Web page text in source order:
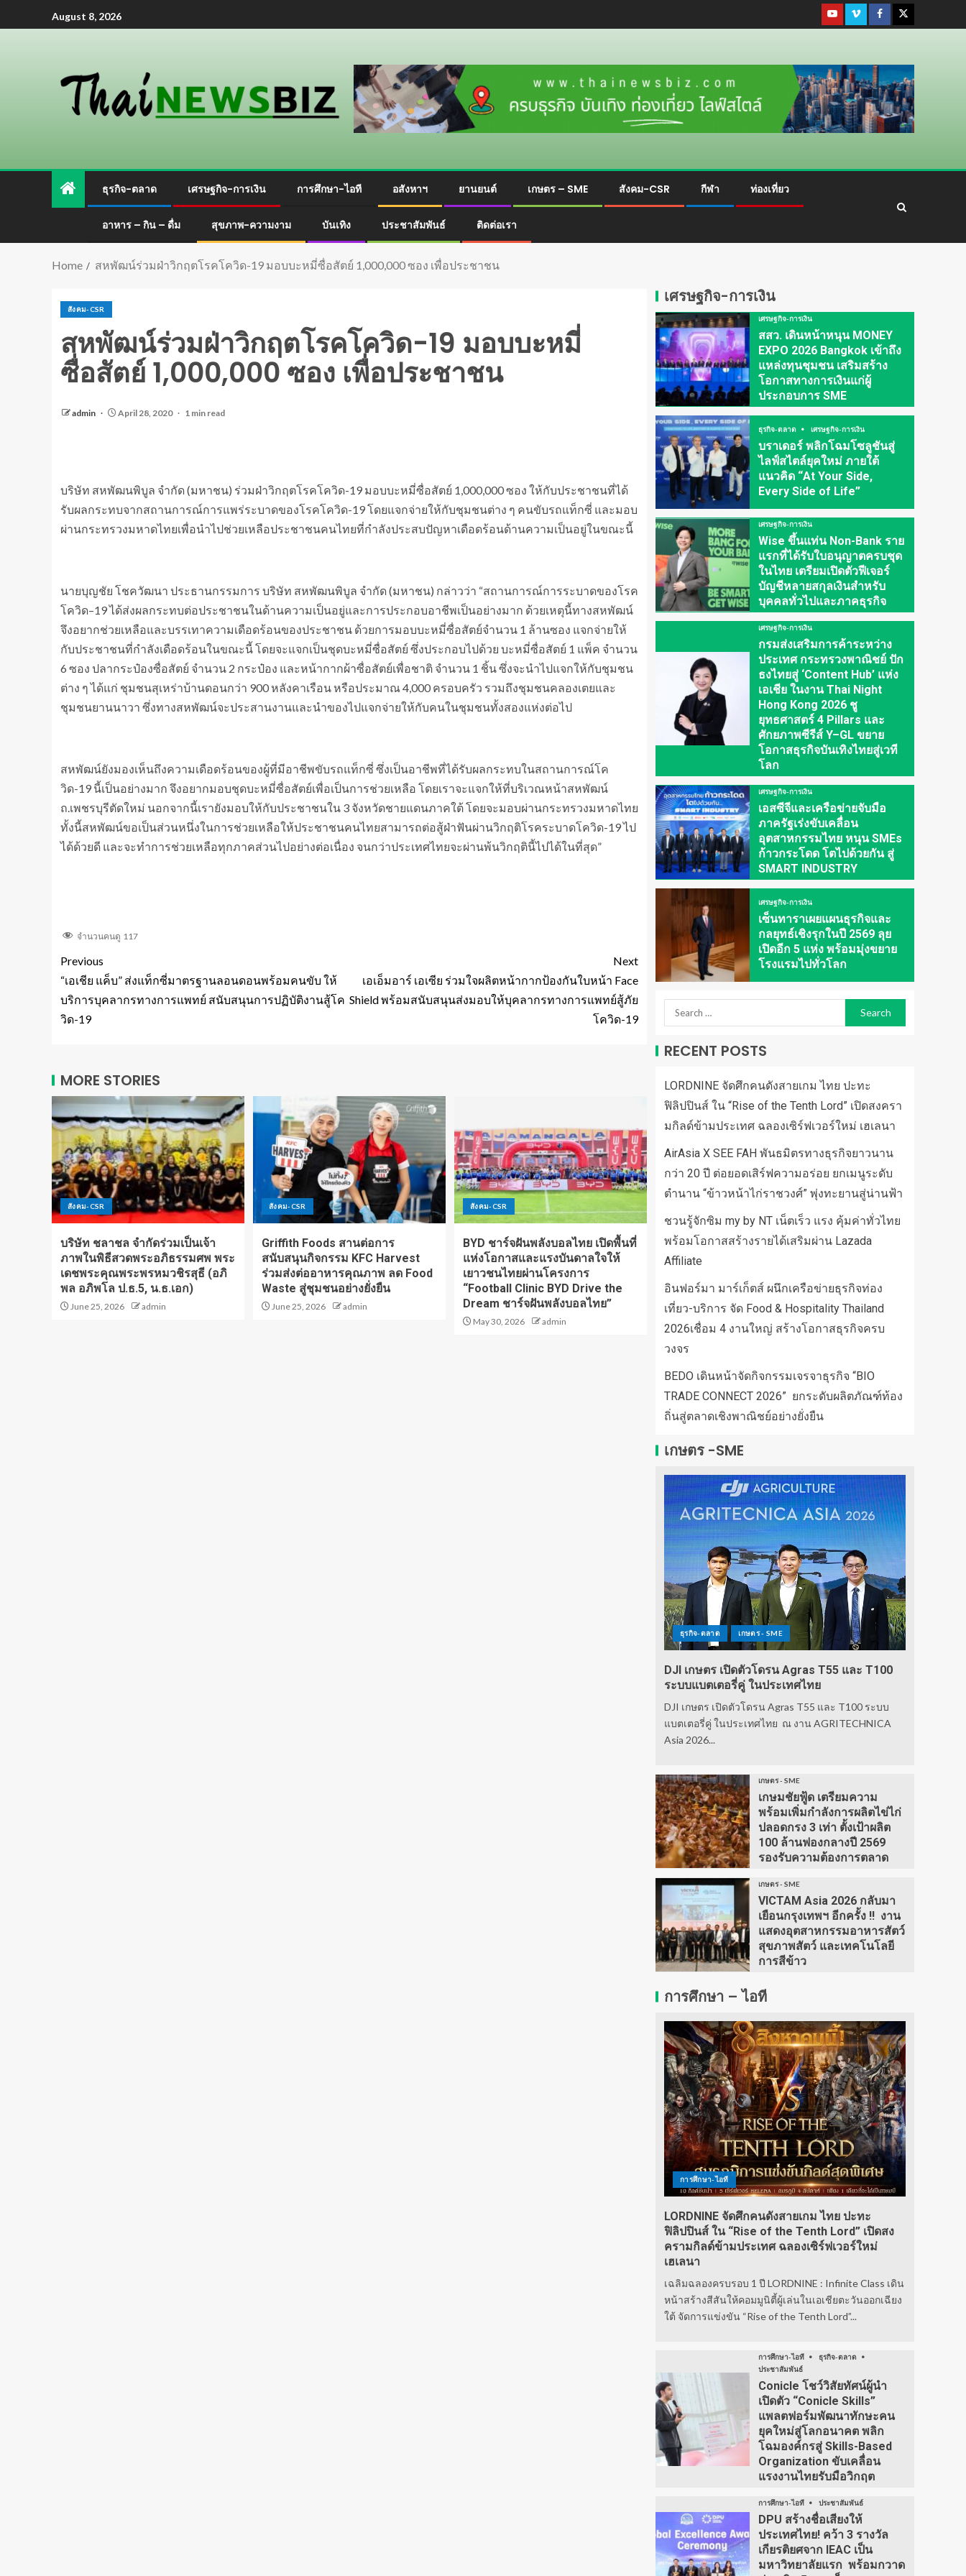
August 8, 2026
ธุรกิจ-ตลาด เศรษฐกิจ-การเงิน การศึกษา-ไอที อสังหาฯ ยานยนต์ เกษตร – SME สังคม-CSR กีฬา ท่องเที่ยว
อาหาร – กิน – ดื่ม สุขภาพ-ความงาม บันเทิง ประชาสัมพันธ์ ติดต่อเรา
Home สหพัฒน์ร่วมฝ่าวิกฤตโรคโควิด-19 มอบบะหมี่ซื่อสัตย์ 1,000,000 ซอง เพื่อประชาชน
สังคม-CSR
สหพัฒน์ร่วมฝ่าวิกฤตโรคโควิด-19 มอบบะหมี่
ซื่อสัตย์ 1,000,000 ซอง เพื่อประชาชน
admin April 28, 2020 1 min read
บริษัท สหพัฒนพิบูล จำกัด (มหาชน) ร่วมฝ่าวิกฤตโรคโควิด-19 มอบบะหมี่ซื่อสัตย์ 1,000,000 ซอง ให้กับประชาชนที่ได้
รับผลกระทบจากสถานการณ์การแพร่ระบาดของโรคโควิด-19 โดยแจกจ่ายให้กับชุมชนต่าง ๆ คนขับรถแท็กซี่ และมอบ
ผ่านกระทรวงมหาดไทยเพื่อนำไปช่วยเหลือประชาชนคนไทยที่กำลังประสบปัญหาเดือดร้อนด้านความเป็นอยู่ในขณะนี้
นายบุญชัย โชควัฒนา ประธานกรรมการ บริษัท สหพัฒนพิบูล จำกัด (มหาชน) กล่าวว่า “สถานการณ์การระบาดของโรค
โควิด–19 ได้ส่งผลกระทบต่อประชาชนในด้านความเป็นอยู่และการประกอบอาชีพเป็นอย่างมาก ด้วยเหตุนี้ทางสหพัฒน์
จึงอยากช่วยเหลือและบรรเทาความเดือดร้อนของประชาชน ด้วยการมอบบะหมี่ซื่อสัตย์จำนวน 1 ล้านซอง แจกจ่ายให้
กับประชาชนที่กำลังเดือดร้อนในขณะนี้ โดยจะแจกเป็นชุดบะหมี่ซื่อสัตย์ ซึ่งประกอบไปด้วย บะหมี่ซื่อสัตย์ 1 แพ็ค จำนวน
6 ซอง ปลากระป๋องซื่อสัตย์ จำนวน 2 กระป๋อง และหน้ากากผ้าซื่อสัตย์เพื่อชาติ จำนวน 1 ชิ้น ซึ่งจะนำไปแจกให้กับชุมชน
ต่าง ๆ ได้แก่ ชุมชนสุเหร่าบ้านดอนกว่า 900 หลังคาเรือน หรือประมาณ 4,000 ครอบครัว รวมถึงชุมชนคลองเตยและ
ชุมชนยานนาวา ซึ่งทางสหพัฒน์จะประสานงานและนำของไปแจกจ่ายให้กับคนในชุมชนทั้งสองแห่งต่อไป
สหพัฒน์ยังมองเห็นถึงความเดือดร้อนของผู้ที่มีอาชีพขับรถแท็กซี่ ซึ่งเป็นอาชีพที่ได้รับผลกระทบในสถานการณ์โค
วิด-19 นี้เป็นอย่างมาก จึงอยากมอบชุดบะหมี่ซื่อสัตย์เพื่อเป็นการช่วยเหลือ โดยเราจะแจกให้ที่บริเวณหน้าสหพัฒน์
ถ.เพชรบุรีตัดใหม่ นอกจากนี้เรายังมอบให้กับประชาชนใน 3 จังหวัดชายแดนภาคใต้ โดยจะมอบผ่านกระทรวงมหาดไทย
ทั้งนี้สหพัฒน์ขอเป็นส่วนหนึ่งในการช่วยเหลือให้ประชาชนคนไทยสามารถต่อสู้ฝ่าฟันผ่านวิกฤติโรคระบาดโควิด-19 ไป
ได้ด้วยดี และจะทำการช่วยเหลือทุกภาคส่วนไปอย่างต่อเนื่อง จนกว่าประเทศไทยจะผ่านพ้นวิกฤตินี้ไปได้ในที่สุด”
จำนวนคนดู 117
Previous
“เอเชีย แค็บ” ส่งแท็กซี่มาตรฐานลอนดอนพร้อมคนขับ ให้
บริการบุคลากรทางการแพทย์ สนับสนุนการปฏิบัติงานสู้โค
วิด-19
Next
เอเอ็มอาร์ เอเซีย ร่วมใจผลิตหน้ากากป้องกันใบหน้า Face
Shield พร้อมสนับสนุนส่งมอบให้บุคลากรทางการแพทย์สู้ภัย
โควิด-19
MORE STORIES
สังคม-CSR
บริษัท ชลาชล จำกัดร่วมเป็นเจ้า
ภาพในพิธีสวดพระอภิธรรมศพ พระ
เดชพระคุณพระพรหมวชิรสุธี (อภิ
พล อภิพโล ป.ธ.5, น.ธ.เอก)
June 25, 2026 admin
สังคม-CSR
Griffith Foods สานต่อการ
สนับสนุนกิจกรรม KFC Harvest
ร่วมส่งต่ออาหารคุณภาพ ลด Food
Waste สู่ชุมชนอย่างยั่งยืน
June 25, 2026 admin
สังคม-CSR
BYD ชาร์จฝันพลังบอลไทย เปิดพื้นที่
แห่งโอกาสและแรงบันดาลใจให้
เยาวชนไทยผ่านโครงการ
“Football Clinic BYD Drive the
Dream ชาร์จฝันพลังบอลไทย”
May 30, 2026 admin
เศรษฐกิจ-การเงิน
เศรษฐกิจ-การเงิน
สสว. เดินหน้าหนุน MONEY
EXPO 2026 Bangkok เข้าถึง
แหล่งทุนชุมชน เสริมสร้าง
โอกาสทางการเงินแก่ผู้
ประกอบการ SME
ธุรกิจ-ตลาด เศรษฐกิจ-การเงิน
บราเดอร์ พลิกโฉมโซลูชันสู่
ไลฟ์สไตล์ยุคใหม่ ภายใต้
แนวคิด “At Your Side,
Every Side of Life”
เศรษฐกิจ-การเงิน
Wise ขึ้นแท่น Non-Bank ราย
แรกที่ได้รับใบอนุญาตครบชุด
ในไทย เตรียมเปิดตัวฟีเจอร์
บัญชีหลายสกุลเงินสำหรับ
บุคคลทั่วไปและภาคธุรกิจ
เศรษฐกิจ-การเงิน
กรมส่งเสริมการค้าระหว่าง
ประเทศ กระทรวงพาณิชย์ ปัก
ธงไทยสู่ ‘Content Hub’ แห่ง
เอเชีย ในงาน Thai Night
Hong Kong 2026 ชู
ยุทธศาสตร์ 4 Pillars และ
ศักยภาพซีรีส์ Y–GL ขยาย
โอกาสธุรกิจบันเทิงไทยสู่เวที
โลก
เศรษฐกิจ-การเงิน
เอสซีจีและเครือข่ายจับมือ
ภาครัฐเร่งขับเคลื่อน
อุตสาหกรรมไทย หนุน SMEs
ก้าวกระโดด โตไปด้วยกัน สู่
SMART INDUSTRY
เศรษฐกิจ-การเงิน
เซ็นทาราเผยแผนธุรกิจและ
กลยุทธ์เชิงรุกในปี 2569 ลุย
เปิดอีก 5 แห่ง พร้อมมุ่งขยาย
โรงแรมไปทั่วโลก
RECENT POSTS
LORDNINE จัดศึกคนดังสายเกม ไทย ปะทะ
ฟิลิปปินส์ ใน “Rise of the Tenth Lord” เปิดสงครา
มกิลด์ข้ามประเทศ ฉลองเซิร์ฟเวอร์ใหม่ เฮเลนา
AirAsia X SEE FAH พันธมิตรทางธุรกิจยาวนาน
กว่า 20 ปี ต่อยอดเสิร์ฟความอร่อย ยกเมนูระดับ
ตำนาน “ข้าวหน้าไก่ราชวงศ์” พุ่งทะยานสู่น่านฟ้า
ชวนรู้จักซิม my by NT เน็ตเร็ว แรง คุ้มค่าทั่วไทย
พร้อมโอกาสสร้างรายได้เสริมผ่าน Lazada
Affiliate
อินฟอร์มา มาร์เก็ตส์ ผนึกเครือข่ายธุรกิจท่อง
เที่ยว-บริการ จัด Food & Hospitality Thailand
2026เชื่อม 4 งานใหญ่ สร้างโอกาสธุรกิจครบ
วงจร
BEDO เดินหน้าจัดกิจกรรมเจรจาธุรกิจ “BIO
TRADE CONNECT 2026” ยกระดับผลิตภัณฑ์ท้อง
ถิ่นสู่ตลาดเชิงพาณิชย์อย่างยั่งยืน
เกษตร -SME
ธุรกิจ-ตลาด เกษตร - SME
DJI เกษตร เปิดตัวโดรน Agras T55 และ T100
ระบบแบตเตอรี่คู่ ในประเทศไทย
DJI เกษตร เปิดตัวโดรน Agras T55 และ T100 ระบบ
แบตเตอรี่คู่ ในประเทศไทย ณ งาน AGRITECHNICA
Asia 2026...
เกษตร - SME
เกษมชัยฟู้ด เตรียมความ
พร้อมเพิ่มกำลังการผลิตไข่ไก่
ปลอดกรง 3 เท่า ตั้งเป้าผลิต
100 ล้านฟองกลางปี 2569
รองรับความต้องการตลาด
เกษตร - SME
VICTAM Asia 2026 กลับมา
เยือนกรุงเทพฯ อีกครั้ง !! งาน
แสดงอุตสาหกรรมอาหารสัตว์
สุขภาพสัตว์ และเทคโนโลยี
การสีข้าว
การศึกษา – ไอที
การศึกษา-ไอที
LORDNINE จัดศึกคนดังสายเกม ไทย ปะทะ
ฟิลิปปินส์ ใน “Rise of the Tenth Lord” เปิดสง
ครามกิลด์ข้ามประเทศ ฉลองเซิร์ฟเวอร์ใหม่
เฮเลนา
เฉลิมฉลองครบรอบ 1 ปี LORDNINE : Infinite Class เดิน
หน้าสร้างสีสันให้คอมมูนิตี้ผู้เล่นในเอเชียตะวันออกเฉียง
ใต้ จัดการแข่งขัน “Rise of the Tenth Lord”...
การศึกษา-ไอที
ธุรกิจ-ตลาด
ประชาสัมพันธ์
Conicle โชว์วิสัยทัศน์ผู้นำ
เปิดตัว “Conicle Skills”
แพลตฟอร์มพัฒนาทักษะคน
ยุคใหม่สู่โลกอนาคต พลิก
โฉมองค์กรสู่ Skills-Based
Organization ขับเคลื่อน
แรงงานไทยรับมือวิกฤต
การศึกษา-ไอที ประชาสัมพันธ์
DPU สร้างชื่อเสียงให้
ประเทศไทย! คว้า 3 รางวัล
เกียรติยศจาก IEAC เป็น
มหาวิทยาลัยแรก พร้อมกวาด